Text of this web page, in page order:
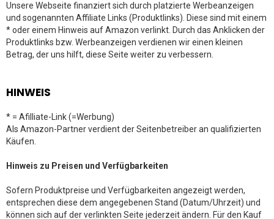
Unsere Webseite finanziert sich durch platzierte Werbeanzeigen
und sogenannten Affiliate Links (Produktlinks). Diese sind mit einem
* oder einem Hinweis auf Amazon verlinkt. Durch das Anklicken der
Produktlinks bzw. Werbeanzeigen verdienen wir einen kleinen
Betrag, der uns hilft, diese Seite weiter zu verbessern.
HINWEIS
* = Afilliate-Link (=Werbung)
Als Amazon-Partner verdient der Seitenbetreiber an qualifizierten
Käufen.
Hinweis zu Preisen und Verfügbarkeiten
Sofern Produktpreise und Verfügbarkeiten angezeigt werden,
entsprechen diese dem angegebenen Stand (Datum/Uhrzeit) und
können sich auf der verlinkten Seite jederzeit ändern. Für den Kauf